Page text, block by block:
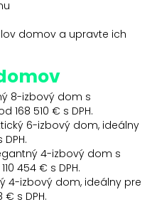
domov a upravte ich
8-izbový dom s
168 510 € s DPH.
6-izbový dom, ideálny
4-izbový dom s
454 € s DPH.
4-izbový dom, ideálny pre
s DPH.